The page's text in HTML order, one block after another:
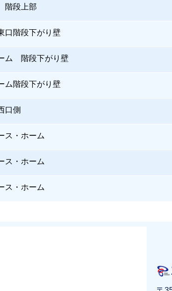
段上部
口階段下がり壁
ム 階段下がり壁
ム階段下がり壁
口側
ス・ホーム
ス・ホーム
ス・ホーム